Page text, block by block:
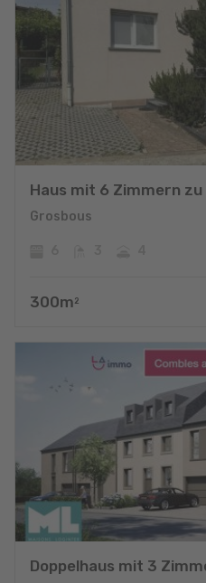
Haus mit 6 Zimmern
Grosbous
300m 2
Doppelhaus mit 3